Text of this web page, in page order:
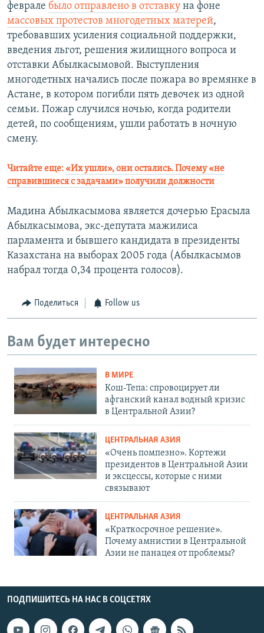
феврале было отправлено в отставку на фоне
массовых протестов многодетных матерей,
требовавших усиления социальной поддержки,
введения льгот, решения жилищного вопроса и
отставки Абылкасымовой. Выступления
многодетных начались после пожара во времянке в
Астане, в котором погибли пять девочек из одной
семьи. Пожар случился ночью, когда родители
детей, по сообщениям, ушли работать в ночную
смену.
Читайте еще: «Их ушли», они остались. Почему «не
справившиеся с задачами» получили должности
Мадина Абылкасымова является дочерью Ерасыла
Абылкасымова, экс-депутата мажилиса
парламента и бывшего кандидата в президенты
Казахстана на выборах 2005 года (Абылкасымов
набрал тогда 0,34 процента голосов).
Поделиться Follow us
Вам будет интересно
В МИРЕ
Кош-Тепа: спровоцирует ли
афганский канал водный кризис
в Центральной Азии?
ЦЕНТРАЛЬНАЯ АЗИЯ
«Очень помпезно». Кортежи
президентов в Центральной Азии
и эксцессы, которые с ними
связывают
ЦЕНТРАЛЬНАЯ АЗИЯ
«Краткосрочное решение».
Почему амнистии в Центральной
Азии не панацея от проблемы?
ПОДПИШИТЕСЬ НА НАС В СОЦСЕТЯХ